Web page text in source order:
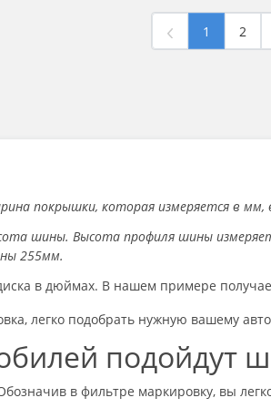
1 2
покрышки, которая измеряется в мм,
шины. Высота профиля шины
255мм.
в дюймах. В нашем примере
легко подобрать нужную вашему
подойдут
в фильтре маркировку, вы